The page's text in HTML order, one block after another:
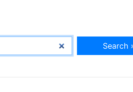
Search